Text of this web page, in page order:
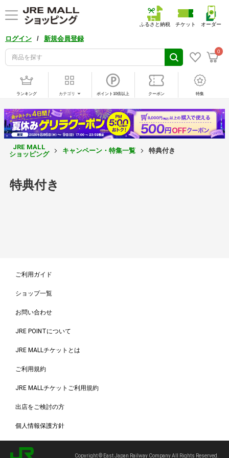
ログイン / 新規会員登録
0
ふるさと納税 チケット オーダー
ランキング カテゴリ ポイント10倍以上 クーポン 特集
JRE MALL
ショッピング
キャンペーン・特集一覧 特典付き
特典付き
ご利用ガイド
ショップ一覧
お問い合わせ
JRE POINTについて
JRE MALLチケットとは
ご利用規約
JRE MALLチケットご利用規約
出店をご検討の方
個人情報保護方針
Copyright © East Japan Railway Company All Rights Reserved.